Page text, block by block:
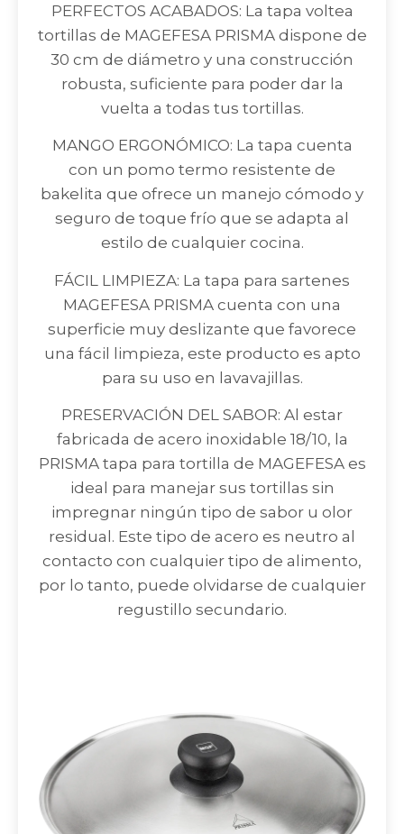
PERFECTOS ACABADOS: La tapa voltea
tortillas de MAGEFESA PRISMA dispone de
30 cm de diámetro y una construcción
robusta, suficiente para poder dar la
vuelta a todas tus tortillas.
MANGO ERGONÓMICO: La tapa cuenta
con un pomo termo resistente de
bakelita que ofrece un manejo cómodo y
seguro de toque frío que se adapta al
estilo de cualquier cocina.
FÁCIL LIMPIEZA: La tapa para sartenes
MAGEFESA PRISMA cuenta con una
superficie muy deslizante que favorece
una fácil limpieza, este producto es apto
para su uso en lavavajillas.
PRESERVACIÓN DEL SABOR: Al estar
fabricada de acero inoxidable 18/10, la
PRISMA tapa para tortilla de MAGEFESA es
ideal para manejar sus tortillas sin
impregnar ningún tipo de sabor u olor
residual. Este tipo de acero es neutro al
contacto con cualquier tipo de alimento,
por lo tanto, puede olvidarse de cualquier
regustillo secundario.